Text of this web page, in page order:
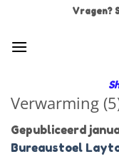
inhoud
Vragen?
Verwarming
Gepubliceerd
Bureaustoel